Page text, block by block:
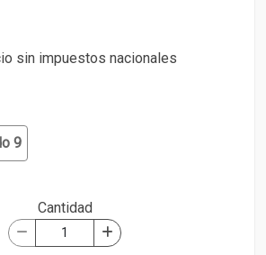
sin impuestos nacionales
9
Cantidad